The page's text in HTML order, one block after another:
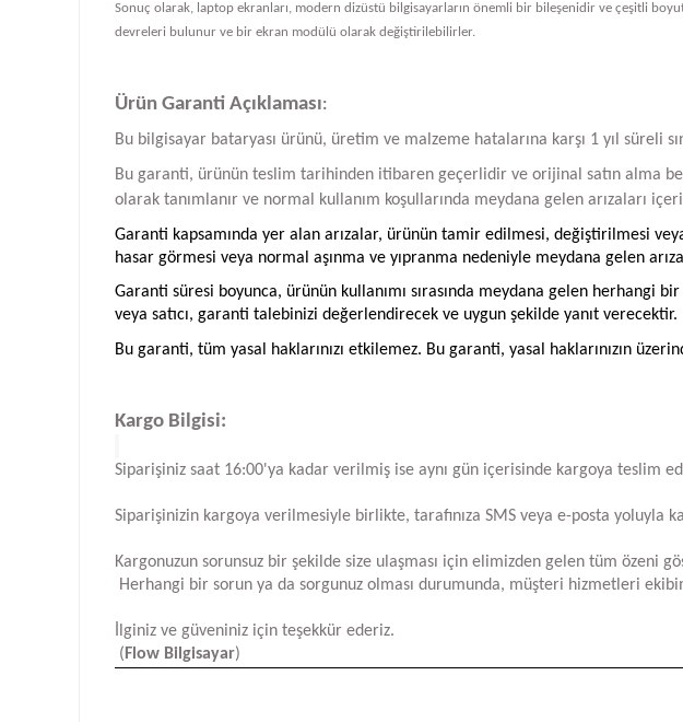
Sonuç olarak, laptop ekranları, modern dizüstü bilgisayarların önemli bir bileşenidir ve çeşitli
devreleri bulunur ve bir ekran modülü olarak değiştirilebilirler.
Ürün Garanti Açıklaması:
Bu bilgisayar bataryası ürünü, üretim ve malzeme hatalarına karşı 1 yıl süreli
Bu garanti, ürünün teslim tarihinden itibaren geçerlidir ve orijinal satın alma
olarak tanımlanır ve normal kullanım koşullarında meydana gelen arızaları
Garanti kapsamında yer alan arızalar, ürünün tamir edilmesi, değiştirilmesi
hasar görmesi veya normal aşınma ve yıpranma nedeniyle meydana gelen
Garanti süresi boyunca, ürünün kullanımı sırasında meydana gelen herhangi
veya satıcı, garanti talebinizi değerlendirecek ve uygun şekilde yanıt verecektir.
Bu garanti, tüm yasal haklarınızı etkilemez. Bu garanti, yasal haklarınızın
Kargo Bilgisi:
Siparişiniz saat 16:00'ya kadar verilmiş ise aynı gün içerisinde kargoya teslim
Siparişinizin kargoya verilmesiyle birlikte, tarafınıza SMS veya e-posta
Kargonuzun sorunsuz bir şekilde size ulaşması için elimizden gelen tüm özeni
Herhangi bir sorun ya da sorgunuz olması durumunda, müşteri hizmetleri
İlginiz ve güveniniz için teşekkür ederiz.
( Flow Bilgisayar)